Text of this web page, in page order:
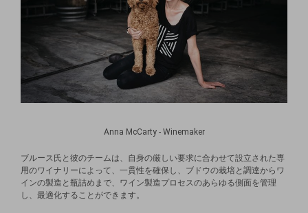
Anna McCarty - Winemaker
ブルース氏と彼のチームは、自身の厳しい要求に合わせて設立された専
用のワイナリーによって、一貫性を確保し、ブドウの栽培と調達からワ
インの製造と瓶詰めまで、ワイン製造プロセスのあらゆる側面を管理
し、最適化することができます。